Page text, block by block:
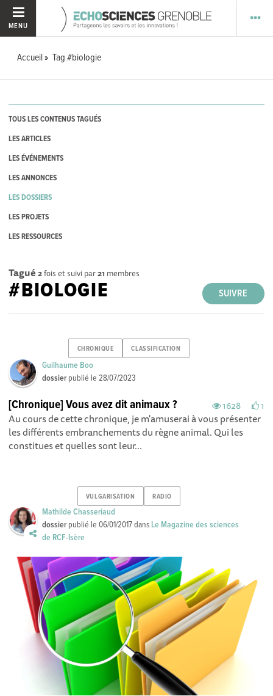
MENU
Accueil Tag #biologie
TOUS LES CONTENUS TAGUÉS
LES ARTICLES
LES ÉVÉNEMENTS
LES ANNONCES
LES DOSSIERS
LES PROJETS
LES RESSOURCES
Tagué 2fois et suivi par21 membres
SUIVRE
#BIOLOGIE
CHRONIQUE CLASSIFICATION
Guilhaume Boo
dossier publié le28/07/2023
1628 1
[Chronique] Vous avez dit animaux ?
Au cours de cette chronique, je m'amuserai à vous présenter
les différents embranchements du règne animal. Qui les
constitues et quelles sont leur...
VULGARISATION RADIO
Mathilde Chasseriaud
dossier publié le06/01/2017dans Le Magazine des sciences
de RCF-Isère